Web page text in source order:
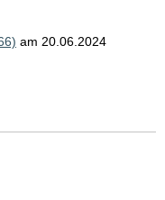
am 20.06.2024